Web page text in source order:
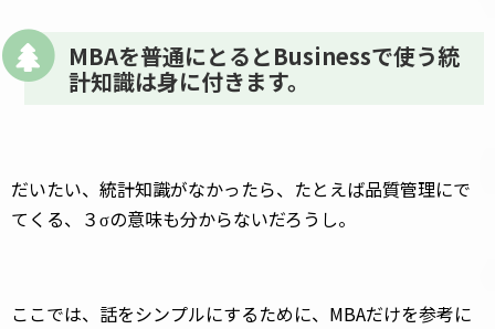
MBAを普通にとるとBusinessで使う統
計知識は身に付きます。
だいたい、統計知識がなかったら、たとえば品質管理にで
てくる、３σの意味も分からないだろうし。
ここでは、話をシンプルにするために、MBAだけを参考に